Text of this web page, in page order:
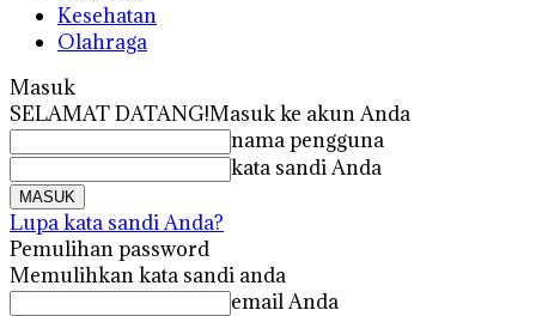
Kesehatan
Olahraga
Masuk
SELAMAT DATANG!Masuk ke akun Anda
nama pengguna
kata sandi Anda
Lupa kata sandi Anda?
Pemulihan password
Memulihkan kata sandi anda
email Anda